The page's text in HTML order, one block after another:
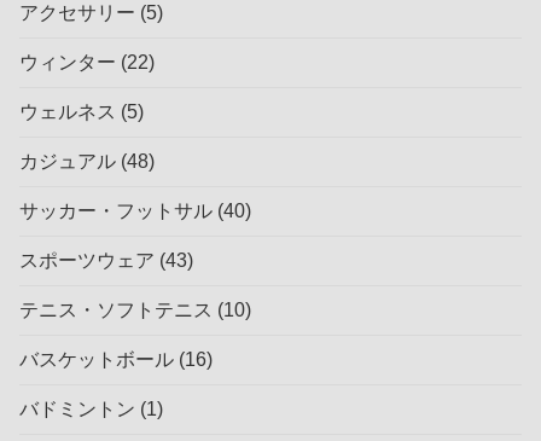
アクセサリー (5)
ウィンター (22)
ウェルネス (5)
カジュアル (48)
サッカー・フットサル (40)
スポーツウェア (43)
テニス・ソフトテニス (10)
バスケットボール (16)
バドミントン (1)